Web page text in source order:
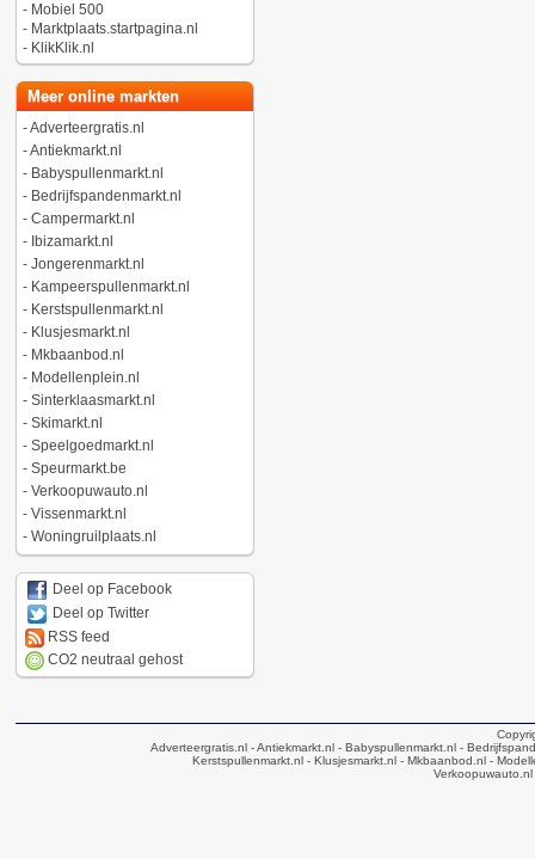
- Mobiel 500
- Marktplaats.startpagina.nl
- KlikKlik.nl
Meer online markten
-Adverteergratis.nl
-Antiekmarkt.nl
- Babyspullenmarkt.nl
- Bedrijfspandenmarkt.nl
- Campermarkt.nl
- Ibizamarkt.nl
- Jongerenmarkt.nl
- Kampeerspullenmarkt.nl
- Kerstspullenmarkt.nl
- Klusjesmarkt.nl
- Mkbaanbod.nl
- Modellenplein.nl
- Sinterklaasmarkt.nl
- Skimarkt.nl
- Speelgoedmarkt.nl
- Speurmarkt.be
- Verkoopuwauto.nl
- Vissenmarkt.nl
- Woningruilplaats.nl
Deel op Facebook
Deel op Twitter
RSS feed
CO2 neutraal gehost
Adverteergratis.nl - Antiekmarkt.nl - Babyspullenmarkt.nl -
Kerstspullenmarkt.nl - Klusjesmarkt.nl - Mkbaanbod.nl -
Verkoopuwauto.nl